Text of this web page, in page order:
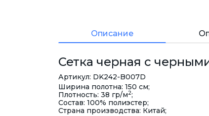
Описание
Сетка черная с
Артикул: DK242-B007D
Ширина полотна: 150 см;
Плотность: 38 гр/м2;
Состав: 100% полиэстер;
Страна производства: Китай;